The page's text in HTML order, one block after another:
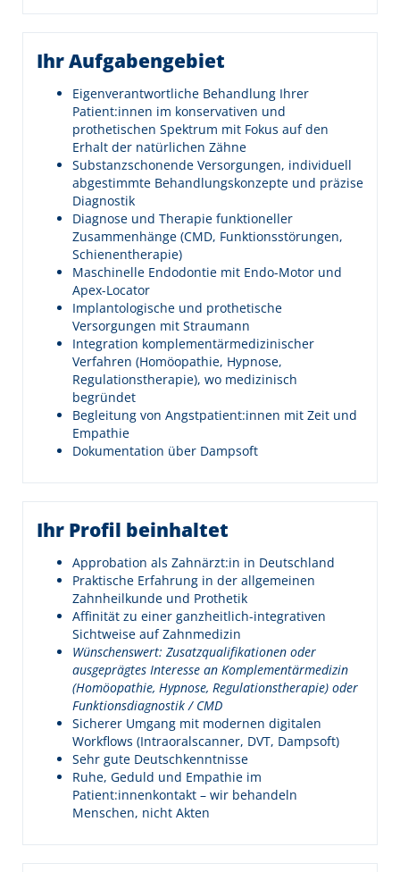
Ihr Aufgabengebiet
Eigenverantwortliche Behandlung Ihrer
Patient:innen im konservativen und
prothetischen Spektrum mit Fokus auf den
Erhalt der natürlichen Zähne
Substanzschonende Versorgungen, individuell
abgestimmte Behandlungskonzepte und präzise
Diagnostik
Diagnose und Therapie funktioneller
Zusammenhänge (CMD, Funktionsstörungen,
Schienentherapie)
Maschinelle Endodontie mit Endo-Motor und
Apex-Locator
Implantologische und prothetische
Versorgungen mit Straumann
Integration komplementärmedizinischer
Verfahren (Homöopathie, Hypnose,
Regulationstherapie), wo medizinisch
begründet
Begleitung von Angstpatient:innen mit Zeit und
Empathie
Dokumentation über Dampsoft
Ihr Profil beinhaltet
Approbation als Zahnärzt:in in Deutschland
Praktische Erfahrung in der allgemeinen
Zahnheilkunde und Prothetik
Affinität zu einer ganzheitlich-integrativen
Sichtweise auf Zahnmedizin
Wünschenswert: Zusatzqualifikationen oder
ausgeprägtes Interesse an Komplementärmedizin
(Homöopathie, Hypnose, Regulationstherapie) oder
Funktionsdiagnostik / CMD
Sicherer Umgang mit modernen digitalen
Workflows (Intraoralscanner, DVT, Dampsoft)
Sehr gute Deutschkenntnisse
Ruhe, Geduld und Empathie im
Patient:innenkontakt – wir behandeln
Menschen, nicht Akten